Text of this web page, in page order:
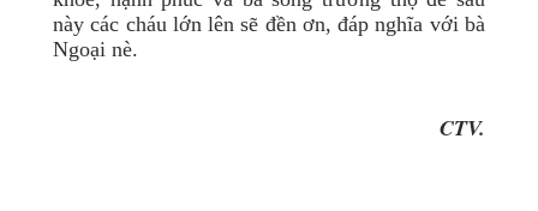
này các cháu lớn lên sẽ đền ơn, đáp nghĩa với bà
Ngoại nè.
CTV.